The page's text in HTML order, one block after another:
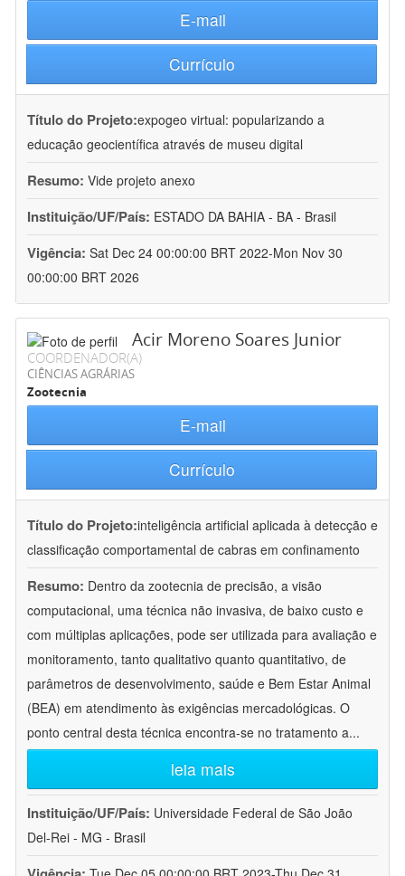
E-mail
Currículo
Título do Projeto:expogeo virtual: popularizando a
educação geocientífica através de museu digital
Resumo: Vide projeto anexo
Instituição/UF/País: ESTADO DA BAHIA - BA - Brasil
Vigência: Sat Dec 24 00:00:00 BRT 2022-Mon Nov 30
00:00:00 BRT 2026
Acir Moreno Soares Junior
COORDENADOR(A)
CIÊNCIAS AGRÁRIAS
Zootecnia
E-mail
Currículo
Título do Projeto:inteligência artificial aplicada à detecção e
classificação comportamental de cabras em confinamento
Resumo: Dentro da zootecnia de precisão, a visão
computacional, uma técnica não invasiva, de baixo custo e
com múltiplas aplicações, pode ser utilizada para avaliação e
monitoramento, tanto qualitativo quanto quantitativo, de
parâmetros de desenvolvimento, saúde e Bem Estar Animal
(BEA) em atendimento às exigências mercadológicas. O
ponto central desta técnica encontra-se no tratamento a...
leia mais
Instituição/UF/País: Universidade Federal de São João
Del-Rei - MG - Brasil